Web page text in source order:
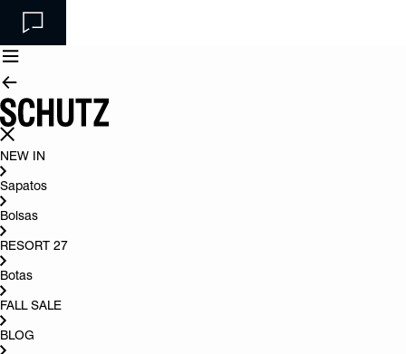
NEW IN
Sapatos
Bolsas
RESORT 27
Botas
FALL SALE
BLOG